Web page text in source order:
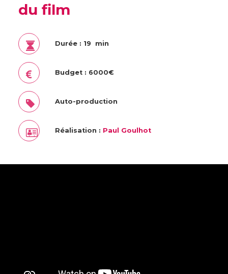
du film
Durée : 19 min
Budget : 6000€
Auto-production
Réalisation : Paul Goulhot